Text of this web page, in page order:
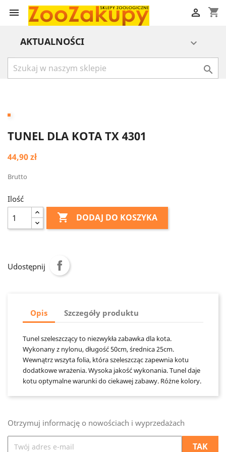
 shopping_cart

AKTUALNOŚCI 

TUNEL DLA KOTA TX 4301
44,90 zł
Brutto
Ilość
 DODAJ DO KOSZYKA
Udostępnij
Opis Szczegóły produktu
Tunel szeleszczący to niezwykła zabawka dla kota.
Wykonany z nylonu, długość 50cm, średnica 25cm.
Wewnątrz wszyta folia, która szeleszcząc zapewnia kotu
dodatkowe wrażenia. Wysoka jakość wykonania. Tunel daje
kotu optymalne warunki do ciekawej zabawy. Różne kolory.
Otrzymuj informację o nowościach i wyprzedażach